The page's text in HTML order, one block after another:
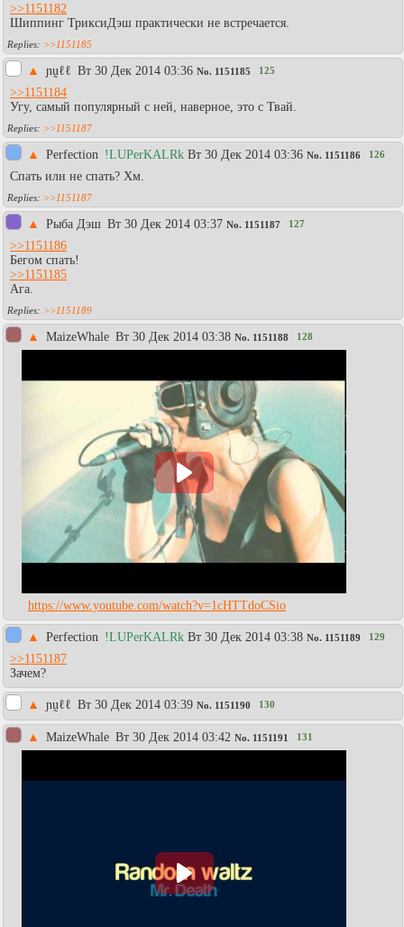
>>1151182
Шиппинг ТриксиДэш практически не встречается.
>>1151185
▲ ɲṵℓℓ Вт 30 Дек 2014 03:36 No. 1151185 125
>>1151184
Угу, самый популярный с ней, наверное, это с Твай.
>>1151187
▲ Perfection !LUPerKALRk Вт 30 Дек 2014 03:36 No. 1151186 126
Спать или не спать? Хм.
>>1151187
▲ Рыба Дэш Вт 30 Дек 2014 03:37 No. 1151187 127
>>1151186
Бегом спать!
>>1151185
Ага.
>>1151189
▲ MaizeWhale Вт 30 Дек 2014 03:38 No. 1151188 128
https://www.youtube.com/watch?v=1cHTTdoCSio
▲ Perfection !LUPerKALRk Вт 30 Дек 2014 03:38 No. 1151189 129
>>1151187
Зачем?
▲ ɲṵℓℓ Вт 30 Дек 2014 03:39 No. 1151190 130
▲ MaizeWhale Вт 30 Дек 2014 03:42 No. 1151191 131